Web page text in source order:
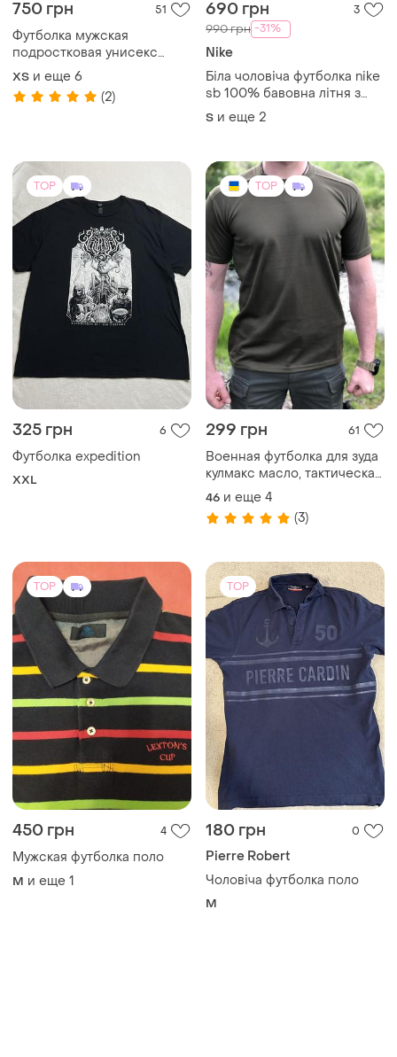
750 грн 51
Футболка мужская
подростковая унисекс
черная трендовая xs-xxl
XS и еще 6
(2)
690 грн 3
990 грн -31%
Nike
Біла чоловіча футболка nike
sb 100% бавовна літня з
великим принтом на спині
S и еще 2
TOP
325 грн 6
Футболка expedition
XXL
TOP
299 грн 61
Военная футболка для зуда
кулмакс масло, тактическая
футболка свинца, футболка
coolmax свинца
46 и еще 4
(3)
TOP
450 грн 4
Мужская футболка поло
M и еще 1
TOP
180 грн 0
Pierre Robert
Чоловіча футболка поло
M